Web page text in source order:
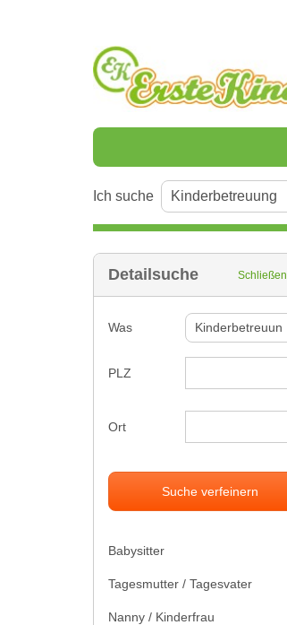
Ich suche
Detailsuche Schließen
Was
PLZ
Ort
Suche verfeinern
Babysitter
Tagesmutter / Tagesvater
Nanny / Kinderfrau